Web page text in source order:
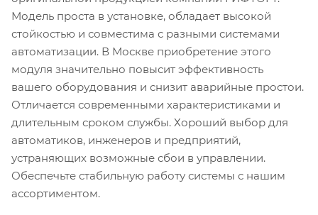
Модель проста в установке, обладает высокой
стойкостью и совместима с разными системами
автоматизации. В Москве приобретение этого
модуля значительно повысит эффективность
вашего оборудования и снизит аварийные простои.
Отличается современными характеристиками и
длительным сроком службы. Хороший выбор для
автоматиков, инженеров и предприятий,
устраняющих возможные сбои в управлении.
Обеспечьте стабильную работу системы с нашим
ассортиментом.